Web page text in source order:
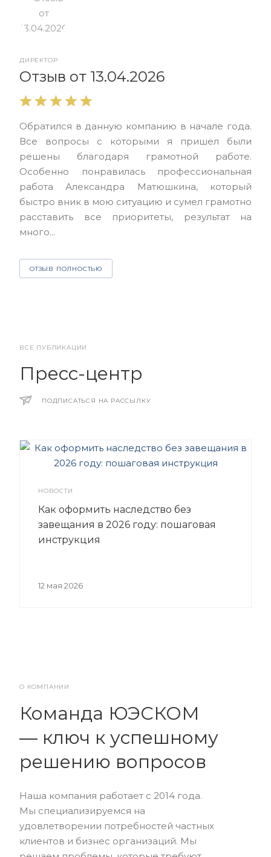
ДИРЕКТОР
Отзыв от 13.04.2026
Обратился в данную компанию в начале года.
Все вопросы с которыми я пришел были
решены благодаря грамотной работе.
Особенно понравилась профессиональная
работа Александра Матюшкина, который
быстро вник в мою ситуацию и сумел грамотно
расставить все приоритеты, результат на
много...
ОТЗЫВ ПОЛНОСТЬЮ
ВСЕ ПУБЛИКАЦИИ
Пресс-центр
ПОДПИСАТЬСЯ НА РАССЫЛКУ
НОВОСТИ
Как оформить наследство без
завещания в 2026 году: пошаговая
инструкция
12 мая 2026
О КОМПАНИИ
Команда ЮЭСКОМ
— ключ к успешному
решению вопросов
Наша компания работает с 2014 года.
Мы специализируемся на
удовлетворении потребностей частных
клиентов и бизнес организаций. Мы